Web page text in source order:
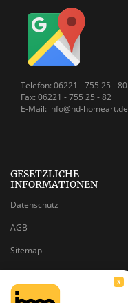
X
Telefon: 06221 - 755 25 - 80
Fax: 06221 - 755 25 - 82
E-Mail: info@hd-homeart.de
GESETZLICHE
INFORMATIONEN
Datenschutz
AGB
Sitemap
Impressum
Batteriegesetzhinweise